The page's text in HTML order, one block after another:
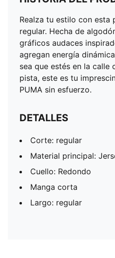
Realza tu estilo con esta
regular. Hecha de
gráficos audaces
agregan energía
sea que estés en la calle
pista, este es tu
PUMA sin esfuerzo.
DETALLES
Corte: regular
Material principal:
Cuello: Redondo
Manga corta
Largo: regular